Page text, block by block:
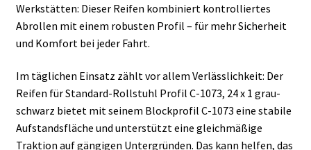
Werkstätten: Dieser Reifen kombiniert kontrolliertes
Abrollen mit einem robusten Profil – für mehr Sicherheit
und Komfort bei jeder Fahrt.
Im täglichen Einsatz zählt vor allem Verlässlichkeit: Der
Reifen für Standard-Rollstuhl Profil C-1073, 24 x 1 grau-
schwarz bietet mit seinem Blockprofil C-1073 eine stabile
Aufstandsfläche und unterstützt eine gleichmäßige
Traktion auf gängigen Untergründen. Das kann helfen, das